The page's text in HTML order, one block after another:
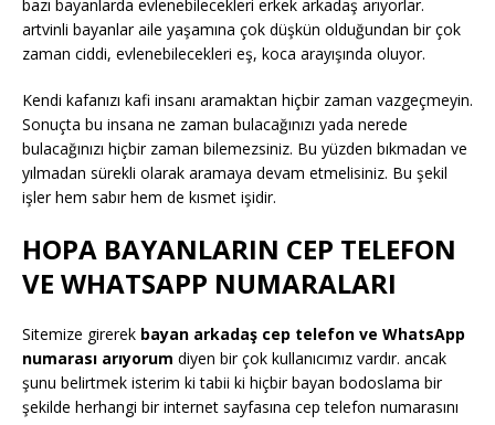
bazı bayanlarda evlenebilecekleri erkek arkadaş arıyorlar.
artvinli bayanlar aile yaşamına çok düşkün olduğundan bir çok
zaman ciddi, evlenebilecekleri eş, koca arayışında oluyor.
Kendi kafanızı kafi insanı aramaktan hiçbir zaman vazgeçmeyin.
Sonuçta bu insana ne zaman bulacağınızı yada nerede
bulacağınızı hiçbir zaman bilemezsiniz. Bu yüzden bıkmadan ve
yılmadan sürekli olarak aramaya devam etmelisiniz. Bu şekil
işler hem sabır hem de kısmet işidir.
HOPA BAYANLARIN CEP TELEFON
VE WHATSAPP NUMARALARI
Sitemize girerek bayan arkadaş cep telefon ve WhatsApp
numarası arıyorum diyen bir çok kullanıcımız vardır. ancak
şunu belirtmek isterim ki tabii ki hiçbir bayan bodoslama bir
şekilde herhangi bir internet sayfasına cep telefon numarasını